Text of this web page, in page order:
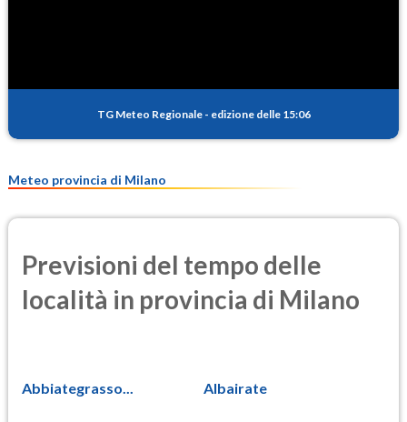
TG Meteo Regionale - edizione delle 15:06
Meteo provincia di Milano
Previsioni del tempo delle
località in provincia di Milano
Abbiategrasso... Albairate